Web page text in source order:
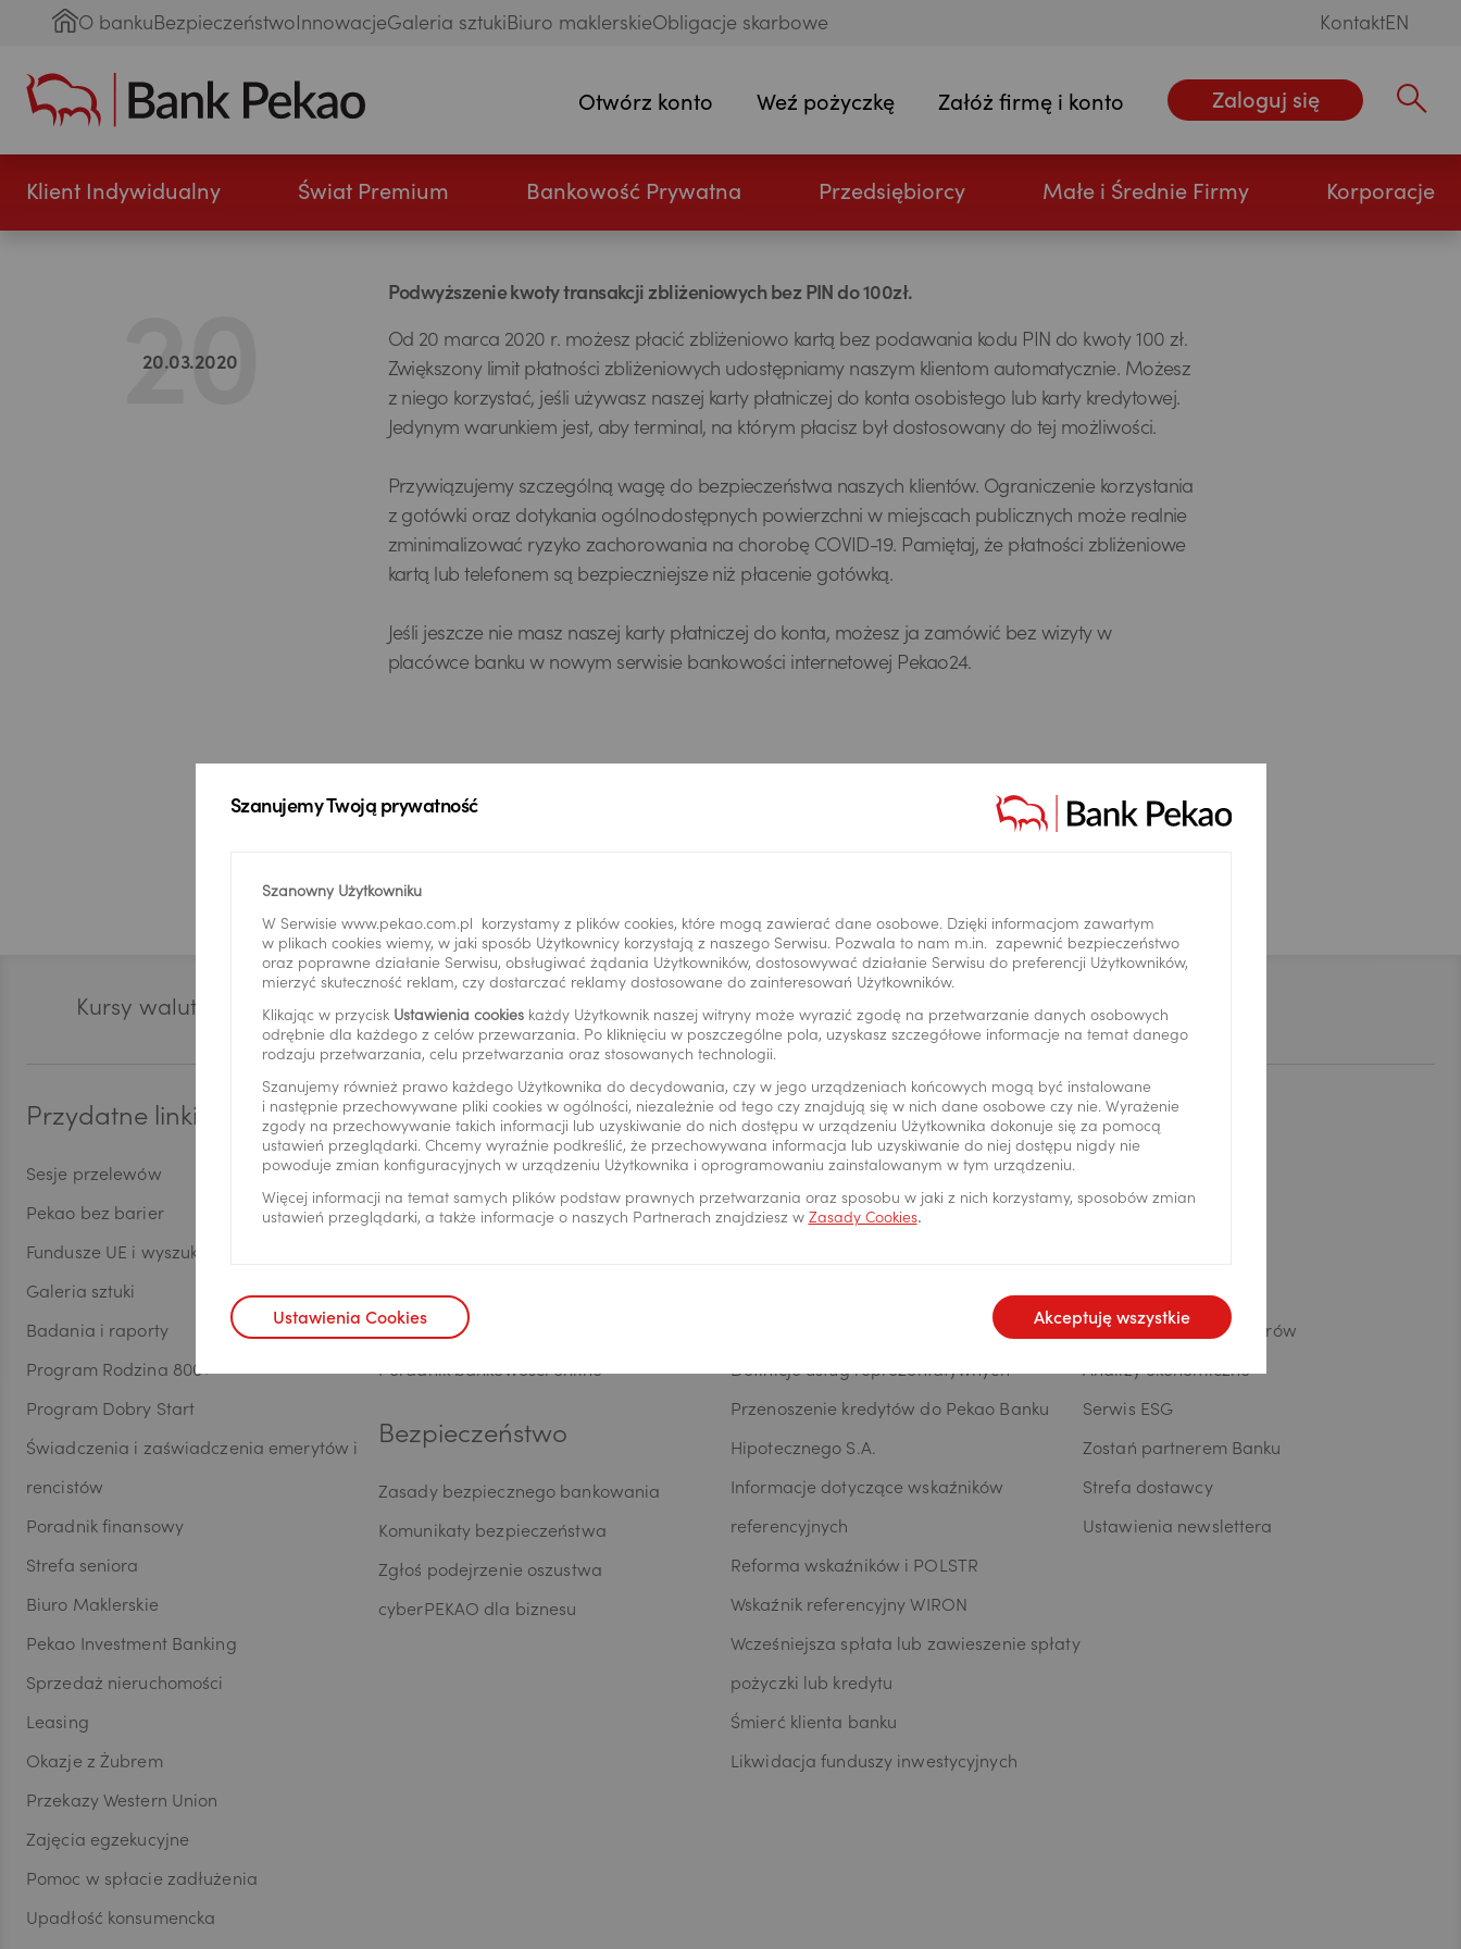
O bankuBezpieczeństwoInnowacjeGaleria sztukiBiuro maklerskieObligacje skarbowe KontaktEN
Otwórz konto Weź pożyczkę Załóż firmę i konto Zaloguj się Wpisz
Klient Indywidualny Świat Premium Bankowość Prywatna Przedsiębiorcy Małe i Średnie Firmy Korporacje
20.03.2020
Podwyższenie kwoty transakcji zbliżeniowych bez PIN do 100zł.
Od 20 marca 2020 r. możesz płacić zbliżeniowo kartą bez podawania kodu PIN do kwoty 100 zł.
Zwiększony limit płatności zbliżeniowych udostępniamy naszym klientom automatycznie. Możesz
z niego korzystać, jeśli używasz naszej karty płatniczej do konta osobistego lub karty kredytowej.
Jedynym warunkiem jest, aby terminal, na którym płacisz był dostosowany do tej możliwości.
Przywiązujemy szczególną wagę do bezpieczeństwa naszych klientów. Ograniczenie korzystania
z gotówki oraz dotykania ogólnodostępnych powierzchni w miejscach publicznych może realnie
zminimalizować ryzyko zachorowania na chorobę COVID-19. Pamiętaj, że płatności zbliżeniowe
kartą lub telefonem są bezpieczniejsze niż płacenie gotówką.
Jeśli jeszcze nie masz naszej karty płatniczej do konta, możesz ja zamówić bez wizyty w
placówce banku w nowym serwisie bankowości internetowej Pekao24.
Kursy walut
GBP
AUD
CAD
Zastrzeż kartę Placówki i bankomaty Kontakt
Przydatne linki
Sesje przelewów
Pekao bez barier
Fundusze UE i wyszukiwarka dotacji
Galeria sztuki
Badania i raporty
Program Rodzina 800+
Program Dobry Start
Świadczenia i zaświadczenia emerytów i
rencistów
Poradnik finansowy
Strefa seniora
Biuro Maklerskie
Pekao Investment Banking
Sprzedaż nieruchomości
Leasing
Okazje z Żubrem
Przekazy Western Union
Zajęcia egzekucyjne
Pomoc w spłacie zadłużenia
Upadłość konsumencka
Bankowość elektroniczna
Aplikacja PeoPay
Serwis Pekao24
Kantor Pekao24
PekaoBiznes24
Poradnik bankowości online
Bezpieczeństwo
Zasady bezpiecznego bankowania
Komunikaty bezpieczeństwa
Zgłoś podejrzenie oszustwa
cyberPEKAO dla biznesu
Informacje prawne
Cenniki i regulaminy
Polityka prywatności
Definicje usług reprezentatywnych
Przenoszenie kredytów do Pekao Banku
Hipotecznego S.A.
Informacje dotyczące wskaźników
referencyjnych
Reforma wskaźników i POLSTR
Wskaźnik referencyjny WIRON
Wcześniejsza spłata lub zawieszenie spłaty
pożyczki lub kredytu
Śmierć klienta banku
Likwidacja funduszy inwestycyjnych
Komunikacja
Kariera
Informacje dla inwestorów
Analizy ekonomiczne
Serwis ESG
Zostań partnerem Banku
Strefa dostawcy
Ustawienia newslettera
Szanujemy Twoją prywatność
Szanowny Użytkowniku
W Serwisie www.pekao.com.pl korzystamy z plików cookies, które mogą zawierać dane osobowe. Dzięki informacjom zawartym
w plikach cookies wiemy, w jaki sposób Użytkownicy korzystają z naszego Serwisu. Pozwala to nam m.in. zapewnić bezpieczeństwo
oraz poprawne działanie Serwisu, obsługiwać żądania Użytkowników, dostosowywać działanie Serwisu do preferencji Użytkowników,
mierzyć skuteczność reklam, czy dostarczać reklamy dostosowane do zainteresowań Użytkowników.
Klikając w przycisk Ustawienia cookies każdy Użytkownik naszej witryny może wyrazić zgodę na przetwarzanie danych osobowych
odrębnie dla każdego z celów przewarzania. Po kliknięciu w poszczególne pola, uzyskasz szczegółowe informacje na temat danego
rodzaju przetwarzania, celu przetwarzania oraz stosowanych technologii.
Szanujemy również prawo każdego Użytkownika do decydowania, czy w jego urządzeniach końcowych mogą być instalowane
i następnie przechowywane pliki cookies w ogólności, niezależnie od tego czy znajdują się w nich dane osobowe czy nie. Wyrażenie
zgody na przechowywanie takich informacji lub uzyskiwanie do nich dostępu w urządzeniu Użytkownika dokonuje się za pomocą
ustawień przeglądarki. Chcemy wyraźnie podkreślić, że przechowywana informacja lub uzyskiwanie do niej dostępu nigdy nie
powoduje zmian konfiguracyjnych w urządzeniu Użytkownika i oprogramowaniu zainstalowanym w tym urządzeniu.
Więcej informacji na temat samych plików podstaw prawnych przetwarzania oraz sposobu w jaki z nich korzystamy, sposobów zmian
ustawień przeglądarki, a także informacje o naszych Partnerach znajdziesz w Zasady Cookies.
Ustawienia Cookies Akceptuję wszystkie